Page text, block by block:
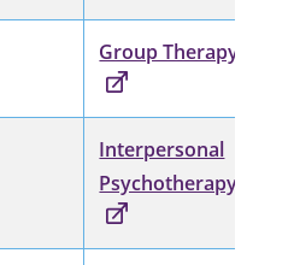
Group Therapy
Interpersonal
Psychotherapy